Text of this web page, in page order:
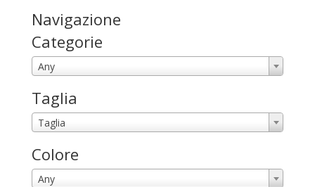
Navigazione
Categorie
Any
Taglia
Taglia
Colore
Any